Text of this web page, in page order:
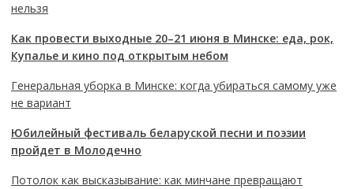
нельзя
Как провести выходные 20–21 июня в Минске: еда, рок,
Купалье и кино под открытым небом
Генеральная уборка в Минске: когда убираться самому уже
не вариант
Юбилейный фестиваль беларуской песни и поэзии
пройдет в Молодечно
Потолок как высказывание: как минчане превращают